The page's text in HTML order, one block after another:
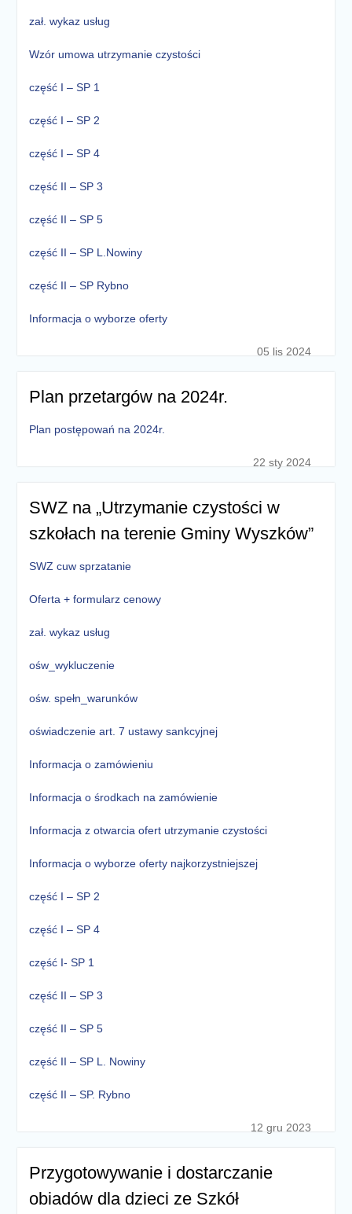
zał. wykaz usług
Wzór umowa utrzymanie czystości
część I – SP 1
część I – SP 2
część I – SP 4
część II – SP 3
część II – SP 5
część II – SP L.Nowiny
część II – SP Rybno
Informacja o wyborze oferty
05 lis 2024
Plan przetargów na 2024r.
Plan postępowań na 2024r.
22 sty 2024
SWZ na „Utrzymanie czystości w
szkołach na terenie Gminy Wyszków”
SWZ cuw sprzatanie
Oferta + formularz cenowy
zał. wykaz usług
ośw_wykluczenie
ośw. spełn_warunków
oświadczenie art. 7 ustawy sankcyjnej
Informacja o zamówieniu
Informacja o środkach na zamówienie
Informacja z otwarcia ofert utrzymanie czystości
Informacja o wyborze oferty najkorzystniejszej
część I – SP 2
część I – SP 4
część I- SP 1
część II – SP 3
część II – SP 5
część II – SP L. Nowiny
część II – SP. Rybno
12 gru 2023
Przygotowywanie i dostarczanie
obiadów dla dzieci ze Szkół